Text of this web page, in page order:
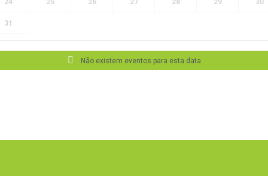
24 25 26 27 28 29 30
31
Não existem eventos para esta data